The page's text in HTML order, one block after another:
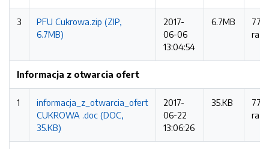
3
PFU Cukrowa.zip (ZIP,
6.7MB)
2017-
06-06
13:04:54
6.7MB
777
razy
Informacja z otwarcia ofert
1
informacja_z_otwarcia_ofert
CUKROWA .doc (DOC,
35.KB)
2017-
06-22
13:06:26
35.KB
772
razy